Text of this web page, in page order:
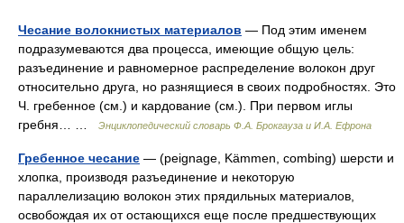
Чесание волокнистых материалов — Под этим именем
подразумеваются два процесса, имеющие общую цель:
разъединение и равномерное распределение волокон друг
относительно друга, но разнящиеся в своих подробностях. Это
Ч. гребенное (см.) и кардование (см.). При первом иглы
гребня… …
Энциклопедический словарь Ф.А. Брокгауза и И.А. Ефрона
Гребенное чесание — (peignage, Kämmen, combing) шерсти и
хлопка, производя разъединение и некоторую
параллелизацию волокон этих прядильных материалов,
освобождая их от остающихся еще после предшествующих